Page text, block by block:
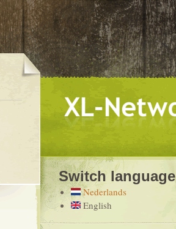
Switch language
Nederlands
English